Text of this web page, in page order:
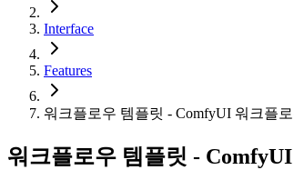
Interface
Features
워크플로우 템플릿 - ComfyUI 워크플
워크플로우 템플릿 -